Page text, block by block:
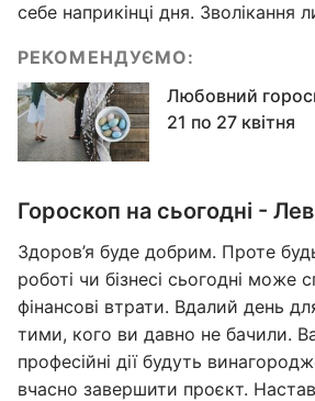
себе наприкінці дня. Зволікання
РЕКОМЕНДУЄМО:
Любовний
21 по 27 квітня
Гороскоп на сьогодні - Лев
Здоров’я буде добрим. Проте
роботі чи бізнесі сьогодні може
фінансові втрати. Вдалий день
тими, кого ви давно не бачили.
професійні дії будуть
вчасно завершити проєкт.